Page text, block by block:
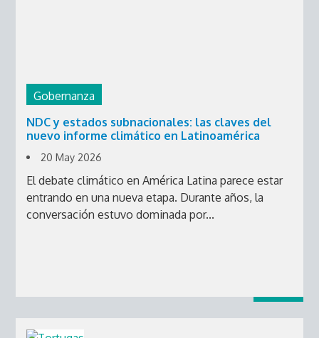
Gobernanza
NDC y estados subnacionales: las claves del
nuevo informe climático en Latinoamérica
20 May 2026
El debate climático en América Latina parece estar
entrando en una nueva etapa. Durante años, la
conversación estuvo dominada por...